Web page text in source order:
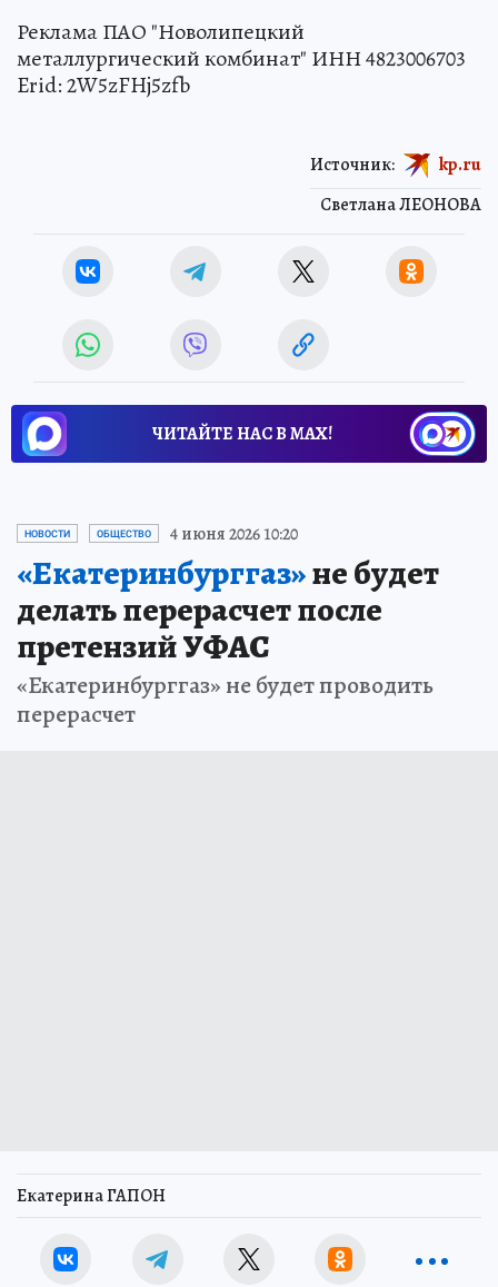
Реклама ПАО "Новолипецкий
металлургический комбинат" ИНН 4823006703
Erid: 2W5zFHj5zfb
Светлана ЛЕОНОВА
Источник: kp.ru
ЧИТАЙТЕ НАС В МАХ!
НОВОСТИ ОБЩЕСТВО 4 июня 2026 10:20
«Екатеринбурггаз»не будет
делать перерасчет после
претензий УФАС
«Екатеринбурггаз» не будет проводить
перерасчет
Екатерина ГАПОН